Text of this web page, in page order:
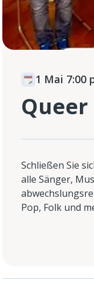
1 Mai 7:00
Queer
Schließen Sie
alle Sänger,
Pop, Folk und